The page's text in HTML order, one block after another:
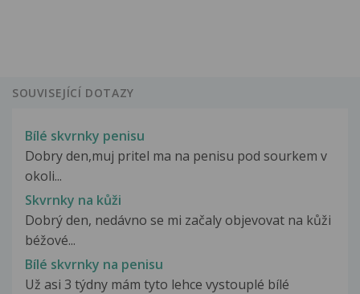
SOUVISEJÍCÍ DOTAZY
Bílé skvrnky penisu
Dobry den,muj pritel ma na penisu pod sourkem v
okoli...
Skvrnky na kůži
Dobrý den, nedávno se mi začaly objevovat na kůži
béžové...
Bílé skvrnky na penisu
Už asi 3 týdny mám tyto lehce vystouplé bílé